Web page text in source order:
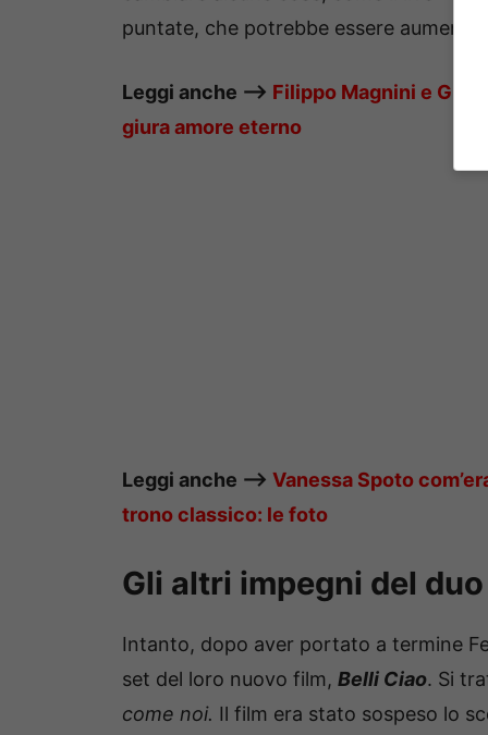
puntate, che potrebbe essere
Leggi anche —–> Filippo Magnini e
giura amore eterno
Leggi anche —–> Vanessa Spoto
trono classico: le foto
Gli altri impegni del
Intanto, dopo aver portato a termine
set del loro nuovo film, Belli Ciao. Si
come noi. Il film era stato sospeso lo